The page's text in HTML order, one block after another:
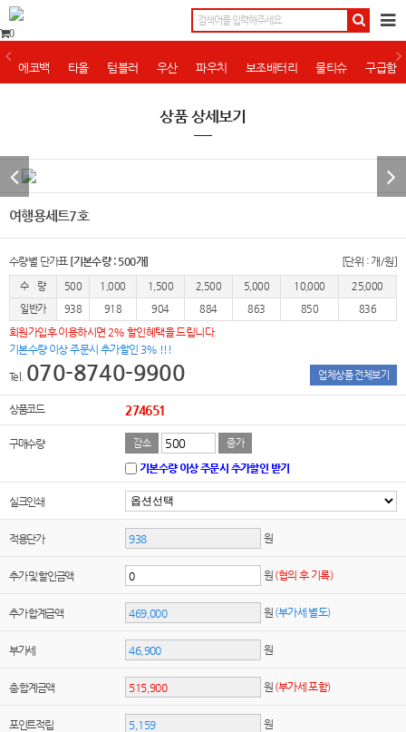
0
에코백 타올 텀블러 우산 파우치 보조배터리 물티슈 구급함
상품 상세보기
여행용세트7호
수량별 단가표 [기본수량 : 500개] [단위 : 개/원]
수 량 500 1,000 1,500 2,500 5,000 10,000
25,000
일반가
938 918 904 884 863 850 836
회원가입후 이용하시면 2% 할인혜택을 드립니다.
기본수량 이상 주문시 추가할인 3% !!!
Tel. 070-8740-9900 업체상품 전체보기
상품코드 274651
구매수량 감소 증가
기본수량 이상 주문시 추가할인 받기
실크인쇄
적용단가 원
추가 및 할인금액 원 (협의 후 기록)
추가 합계금액 원 (부가세 별도)
부가세 원
총 합계금액 원 (부가세 포함)
포인트적립 원